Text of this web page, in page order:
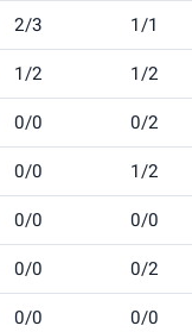
1/1
2/3
1/2
1/2
0/2
0/0
1/2
0/0
0/0
0/0
0/2
0/0
0/0
0/0